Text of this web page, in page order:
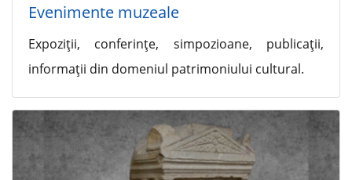
Evenimente muzeale
Expoziţii, conferinţe, simpozioane, publicaţii,
informaţii din domeniul patrimoniului cultural.